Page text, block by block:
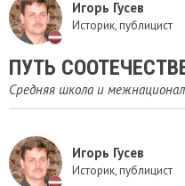
Игорь Гусев
Историк, публицист
ПУТЬ
Средняя школа и
Игорь Гусев
Историк, публицист